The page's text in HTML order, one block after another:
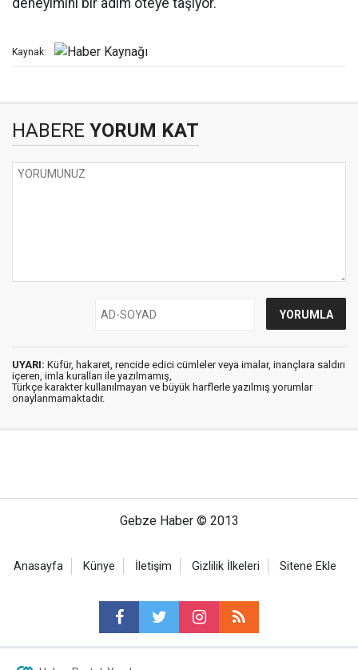
deneyimini bir adım öteye taşıyor.
Kaynak:
HABERE YORUM KAT
UYARI: Küfür, hakaret, rencide edici cümleler veya imalar, inançlara saldırı
içeren, imla kuralları ile yazılmamış,
Türkçe karakter kullanılmayan ve büyük harflerle yazılmış yorumlar
onaylanmamaktadır.
Gebze Haber © 2013
Anasayfa Künye İletişim Gizlilik İlkeleri Sitene Ekle